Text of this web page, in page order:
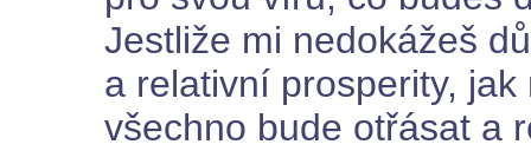
Jestliže mi nedokážeš
a relativní prosperity,
všechno bude otřásat a